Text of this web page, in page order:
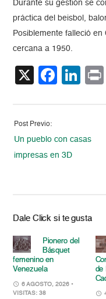
Durante su gestión se
práctica del beisbol,
Posiblemente falleció
cercana a 1950.
X
Post Previo:
Un pueblo con casas
impresas en 3D
Dale Click si te gusta
Pionero del
Básquet
femenino en
Venezuela
6 AGOSTO, 2026 •
VISITAS: 38
de